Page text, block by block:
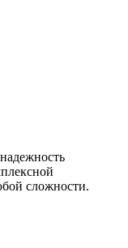
сложности.